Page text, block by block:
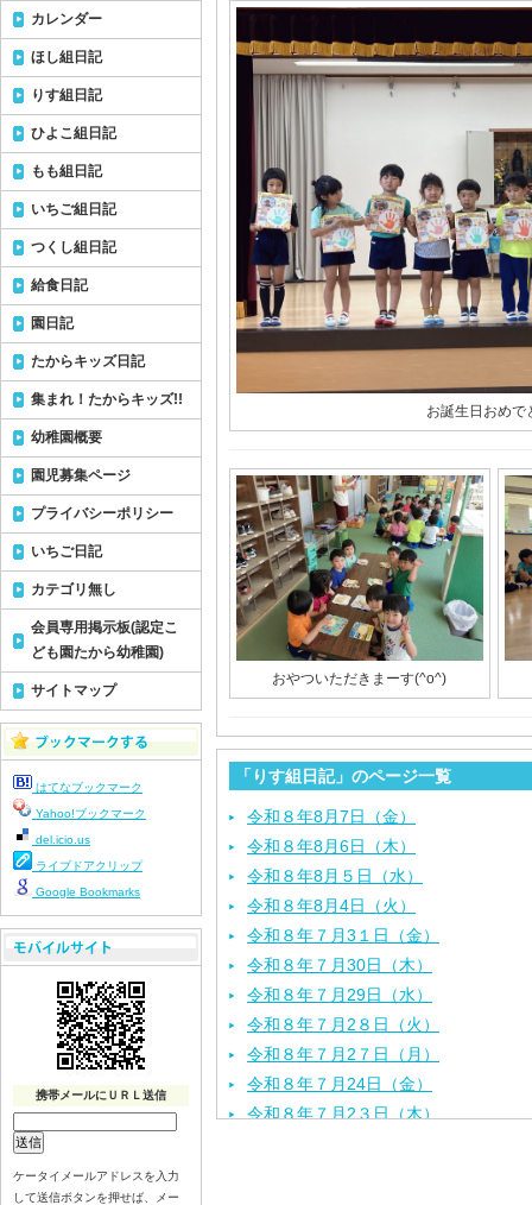
お誕生日おめで
おやついただきまーす(^o^)
「りす組日記」のページ一覧
令和８年8月7日（金）
令和８年8月6日（木）
令和８年8月５日（水）
令和８年8月4日（火）
令和８年７月3１日（金）
令和８年７月30日（木）
令和８年７月29日（水）
令和８年７月2８日（火）
令和８年７月2７日（月）
令和８年７月24日（金）
令和８年７月2３日（木）
カレンダー
ほし組日記
りす組日記
ひよこ組日記
もも組日記
いちご組日記
つくし組日記
給食日記
園日記
たからキッズ日記
集まれ！たからキッズ!!
幼稚園概要
園児募集ページ
プライバシーポリシー
いちご日記
カテゴリ無し
会員専用掲示板(認定こ
ども園たから幼稚園)
サイトマップ
はてなブックマーク
Yahoo!ブックマーク
del.icio.us
ライブドアクリップ
Google Bookmarks
携帯メールにＵＲＬ送信
ケータイメールアドレスを入力
して送信ボタンを押せば、メー